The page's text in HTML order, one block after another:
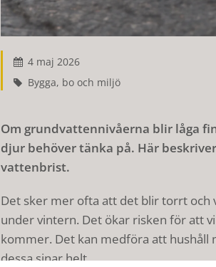
4 maj 2026
Bygga, bo och miljö
Om grundvattennivåerna blir låga
djur behöver tänka på. Här
vattenbrist.
Det sker mer ofta att det blir torrt och
under vintern. Det ökar risken för att
kommer. Det kan medföra att hushåll
dessa sinar helt.